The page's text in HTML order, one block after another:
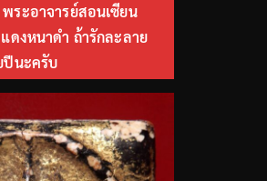
ระอาจารย์สอนเซียน
ดงหนาดำ ถ้ารักละลาย
ปีนะครับ